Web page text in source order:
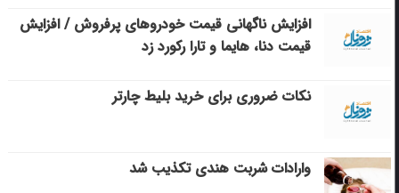
افزایش ناگهانی قیمت خودروهای پرفروش / افزایش
قیمت دنا، هایما و تارا رکورد زد
نکات ضروری برای خرید بلیط چارتر
وارادات شربت هندی تکذیب شد